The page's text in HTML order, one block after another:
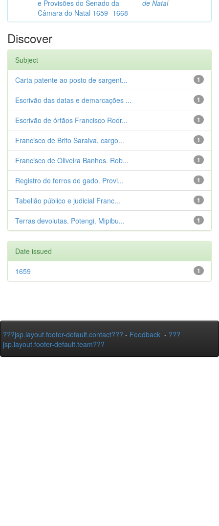
e Provisões do Senado da
Câmara do Natal 1659- 1668
de Natal
Discover
Subject
1
Carta patente ao posto de sargent...
1
Escrivão das datas e demarcações ...
1
Escrivão de órfãos Francisco Rodr...
1
Francisco de Brito Saraiva, cargo...
1
Francisco de Oliveira Banhos. Rob...
1
Registro de ferros de gado. Provi...
1
Tabelião público e judicial Franc...
1
Terras devolutas. Potengi. Mipibu...
Date issued
1
1659
???jsp.layout.footer-default.contact??? - Feedback - ???
jsp.layout.footer-default.team???